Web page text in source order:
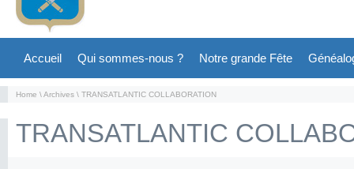
Accueil Qui sommes-nous ? Notre grande Fête
Home \Archives \ TRANSATLANTIC COLLABORATION
TRANSATLANTIC